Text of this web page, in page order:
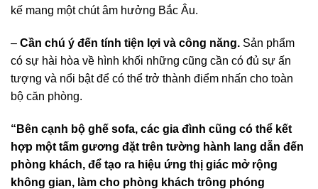
kế mang một chút âm hưởng Bắc Âu.
– Cần chú ý đến tính tiện lợi và công năng. Sản phẩm
có sự hài hòa về hình khối những cũng cần có đủ sự ấn
tượng và nổi bật để có thể trở thành điểm nhấn cho toàn
bộ căn phòng.
“Bên cạnh bộ ghế sofa, các gia đình cũng có thể kết
hợp một tấm gương đặt trên tường hành lang dẫn đến
phòng khách, để tạo ra hiệu ứng thị giác mở rộng
không gian, làm cho phòng khách trông phóng